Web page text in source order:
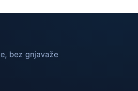
bez gnjavaže